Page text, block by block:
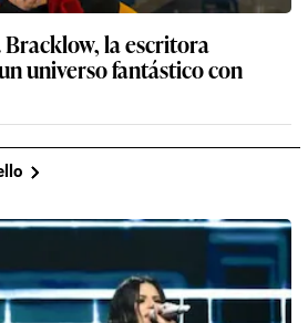
Bracklow, la escritora
universo fantástico con